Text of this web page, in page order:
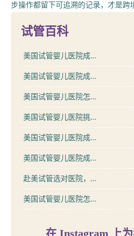
步操作都留下可追溯的记录，才是跨
试管百科
美国试管婴儿医院成...
美国试管婴儿医院成...
美国试管婴儿医院怎...
美国试管婴儿医院挑...
美国试管婴儿医院成...
美国试管婴儿医院成...
赴美试管选对医院，...
美国试管婴儿医院怎...
在 Instagram 上